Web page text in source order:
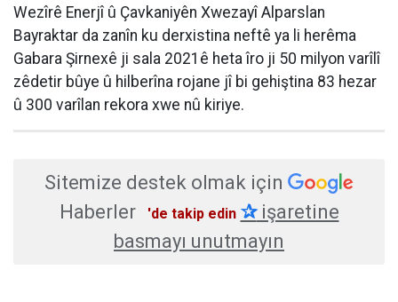
Wezîrê Enerjî û Çavkaniyên Xwezayî Alparslan
Bayraktar da zanîn ku derxistina neftê ya li herêma
Gabara Şirnexê ji sala 2021ê heta îro ji 50 milyon varîlî
zêdetir bûye û hilberîna rojane jî bi gehiştina 83 hezar
û 300 varîlan rekora xwe nû kiriye.
Sitemize destek olmak için
Haberler
'de takip edin ✰işaretine
basmayı unutmayın